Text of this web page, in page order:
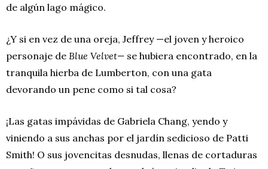
de algún lago mágico.
¿Y si en vez de una oreja, Jeffrey —el joven y heroico
personaje de Blue Velvet— se hubiera encontrado, en la
tranquila hierba de Lumberton, con una gata
devorando un pene como si tal cosa?
¡Las gatas impávidas de Gabriela Chang, yendo y
viniendo a sus anchas por el jardín sedicioso de Patti
Smith! O sus jovencitas desnudas, llenas de cortaduras